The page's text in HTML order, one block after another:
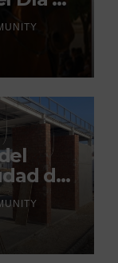
por
del
2025